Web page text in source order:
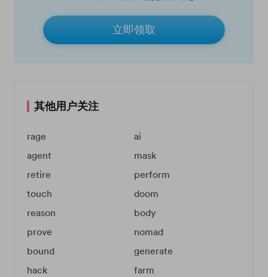
立即领取
其他用户关注
rage
ai
agent
mask
retire
perform
touch
doom
reason
body
prove
nomad
bound
generate
hack
farm